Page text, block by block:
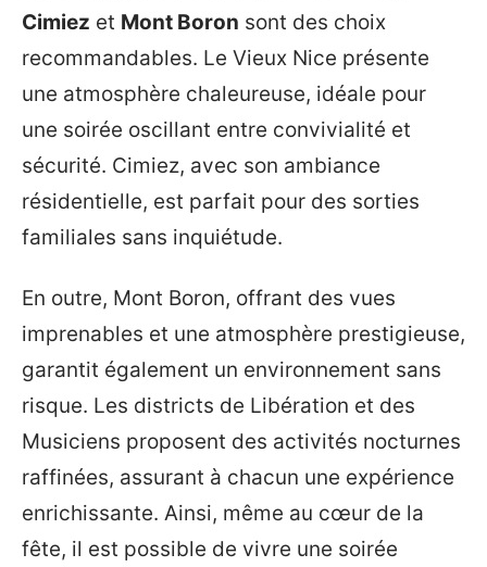
Cimiez et Mont Boron sont des choix
recommandables. Le Vieux Nice présente
une atmosphère chaleureuse, idéale pour
une soirée oscillant entre convivialité et
sécurité. Cimiez, avec son ambiance
résidentielle, est parfait pour des sorties
familiales sans inquiétude.
En outre, Mont Boron, offrant des vues
imprenables et une atmosphère prestigieuse,
garantit également un environnement sans
risque. Les districts de Libération et des
Musiciens proposent des activités nocturnes
raffinées, assurant à chacun une expérience
enrichissante. Ainsi, même au cœur de la
fête, il est possible de vivre une soirée